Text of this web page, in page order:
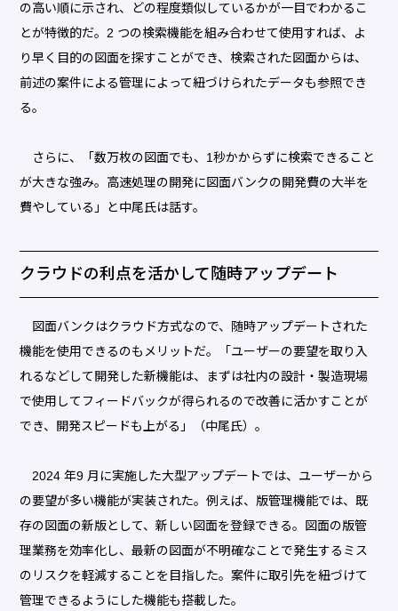
の高い順に示され、どの程度類似しているかが一目でわかるこ
とが特徴的だ。2 つの検索機能を組み合わせて使用すれば、よ
り早く目的の図面を探すことができ、検索された図面からは、
前述の案件による管理によって紐づけられたデータも参照でき
る。
さらに、「数万枚の図面でも、1秒かからずに検索できること
が大きな強み。高速処理の開発に図面バンクの開発費の大半を
費やしている」と中尾氏は話す。
クラウドの利点を活かして随時アップデート
図面バンクはクラウド方式なので、随時アップデートされた
機能を使用できるのもメリットだ。「ユーザーの要望を取り入
れるなどして開発した新機能は、まずは社内の設計・製造現場
で使用してフィードバックが得られるので改善に活かすことが
でき、開発スピードも上がる」（中尾氏）。
2024 年9 月に実施した大型アップデートでは、ユーザーから
の要望が多い機能が実装された。例えば、版管理機能では、既
存の図面の新版として、新しい図面を登録できる。図面の版管
理業務を効率化し、最新の図面が不明確なことで発生するミス
のリスクを軽減することを目指した。案件に取引先を紐づけて
管理できるようにした機能も搭載した。